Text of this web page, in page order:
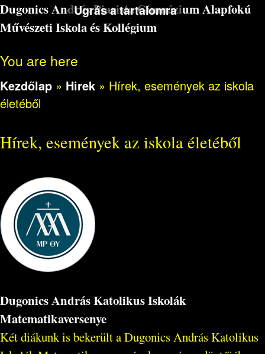
Ugrás a tartalomra
Dugonics András Piarista Gimnázium Alapfokú
Művészeti Iskola és Kollégium
You are here
Kezdőlap » Hirek » Hírek, események az iskola
életéből
Hírek, események az iskola életéből
Dugonics András Katolikus Iskolák
Matematikaversenye
Két diákunk is bekerült a Dugonics András Katolikus